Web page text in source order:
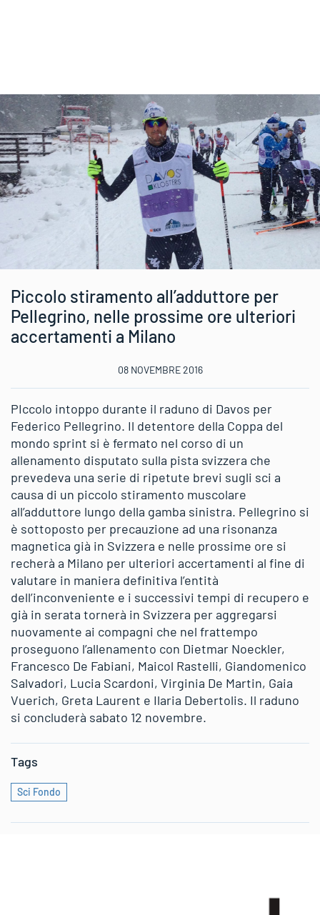
Piccolo stiramento all’adduttore per
Pellegrino, nelle prossime ore ulteriori
accertamenti a Milano
08 NOVEMBRE 2016
PIccolo intoppo durante il raduno di Davos per
Federico Pellegrino. Il detentore della Coppa del
mondo sprint si è fermato nel corso di un
allenamento disputato sulla pista svizzera che
prevedeva una serie di ripetute brevi sugli sci a
causa di un piccolo stiramento muscolare
all’adduttore lungo della gamba sinistra. Pellegrino si
è sottoposto per precauzione ad una risonanza
magnetica già in Svizzera e nelle prossime ore si
recherà a Milano per ulteriori accertamenti al fine di
valutare in maniera definitiva l’entità
dell’inconveniente e i successivi tempi di recupero e
già in serata tornerà in Svizzera per aggregarsi
nuovamente ai compagni che nel frattempo
proseguono l’allenamento con Dietmar Noeckler,
Francesco De Fabiani, Maicol Rastelli, Giandomenico
Salvadori, Lucia Scardoni, Virginia De Martin, Gaia
Vuerich, Greta Laurent e Ilaria Debertolis. Il raduno
si concluderà sabato 12 novembre.
Tags
Sci Fondo